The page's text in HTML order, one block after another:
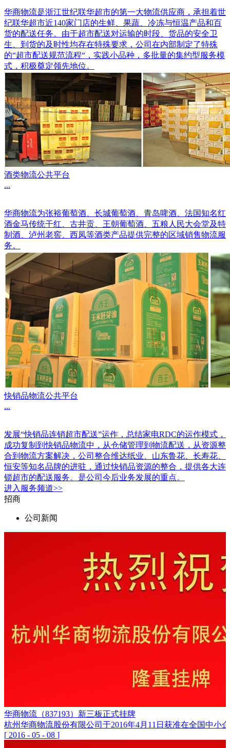
华商物流是浙江世纪联华超市的第一大物流供应商，承担着世
纪联华超市近140家门店的生鲜、果蔬、冷冻与恒温产品和百
货的配送任务。由于超市配送对运输的时段、货品的安全卫
生、到货的及时性均存在特殊要求，公司在内部制定了特殊
的“超市配送规范流程“，实践小品种，多批量的集约型服务模
式，积极奠定领先地位。
酒类物流公共平台
...
华商物流为张裕葡萄酒、长城葡萄酒、青岛啤酒、法国知名红
酒金马传统干红、古井贡、王朝葡萄酒、五粮人民大会堂及特
制酒、泸州老窖、西凤等酒类产品提供完整的区域销售物流服
务。
快销品物流公共平台
...
发展“快销品连销超市配送”运作，总结家电RDC的运作模式，
成功复制到快销品物流中，从仓储管理到物流配送，从资源整
合到物流方案解决，公司整合维达纸业、山东鲁花、长寿花、
恒安等知名品牌的进驻，通过快销品资源的整合，提供各大连
锁超市的配送服务。是公司今后业务发展的重点。
进入 服务频道>>
招商
公司新闻
华商物流（837193）新三板正式挂牌
杭州华商物流股份有限公司于2016年4月11日获准在全国中小
[ 2016 - 05 - 08 ]